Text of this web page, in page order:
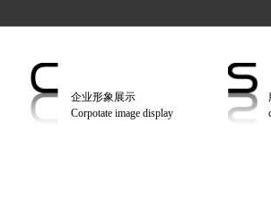
企业形象展示
Corpotate image display